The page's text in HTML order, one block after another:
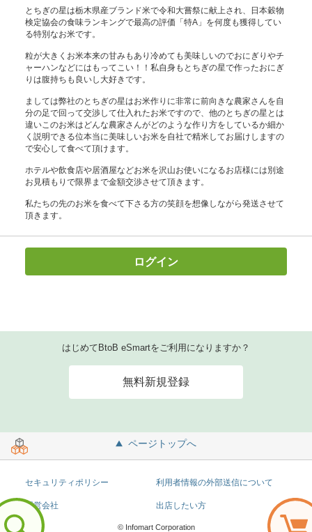
とちぎの星は栃木県産ブランド米で令和大嘗祭に献上され、日本穀物
検定協会の食味ランキングで最高の評価「特A」を何度も獲得してい
る特別なお米です。
粒が大きくお米本来の甘みもあり冷めても美味しいのでおにぎりやチ
ャーハンなどにはもってこい！！私自身もとちぎの星で作ったおにぎ
りは腹持ちも良いし大好きです。
ましては弊社のとちぎの星はお米作りに非常に前向きな農家さんを自
分の足で回って交渉して仕入れたお米ですので、他のとちぎの星とは
違いこのお米はどんな農家さんがどのような作り方をしているか細か
く説明できる位本当に美味しいお米を自社で精米してお届けしますの
で安心して食べて頂けます。
ホテルや飲食店や居酒屋などお米を沢山お使いになるお店様には別途
お見積もりで限界まで金額交渉させて頂きます。
私たちの先のお米を食べて下さる方の笑顔を想像しながら発送させて
頂きます。
ログイン
はじめてBtoB eSmartをご利用になりますか？
無料新規登録
ページトップへ
セキュリティポリシー 利用者情報の外部送信について
運営会社 出店したい方
© Infomart Corporation